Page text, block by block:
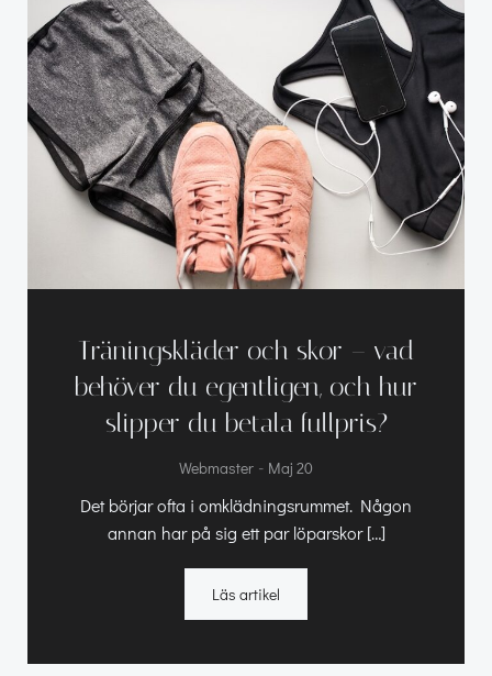
Träningskläder och skor – vad
behöver du egentligen, och hur
slipper du betala fullpris?
Webmaster - Maj 20
Det börjar ofta i omklädningsrummet. Någon
annan har på sig ett par löparskor […]
Läs artikel